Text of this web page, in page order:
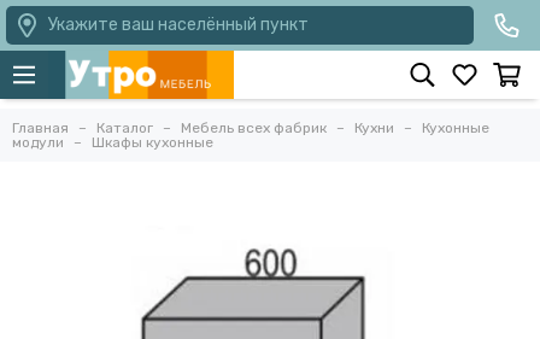
Укажите ваш населённый пункт
Главная Каталог Мебель всех фабрик Кухни
Кухонные
модули
Шкафы кухонные